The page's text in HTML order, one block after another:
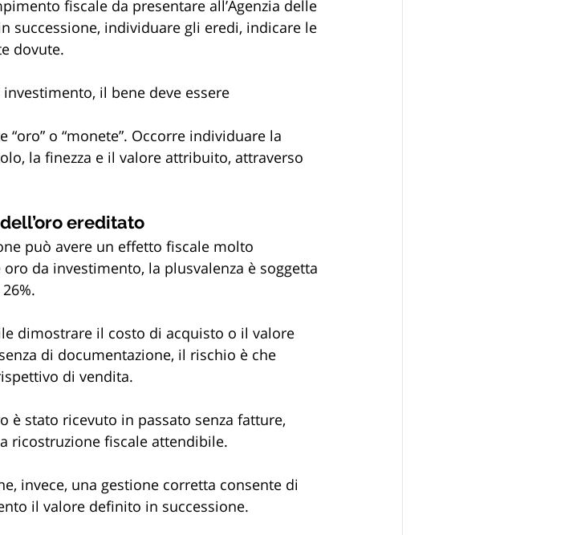
fiscale da presentare all’Agenzia delle
successione, individuare gli eredi, indicare le
dovute.
il bene deve essere
o “monete”. Occorre individuare la
la finezza e il valore attribuito, attraverso
ereditato
può avere un effetto fiscale molto
da investimento, la plusvalenza è soggetta
dimostrare il costo di acquisto o il valore
di documentazione, il rischio è che
di vendita.
è stato ricevuto in passato senza fatture,
ricostruzione fiscale attendibile.
invece, una gestione corretta consente di
il valore definito in successione.